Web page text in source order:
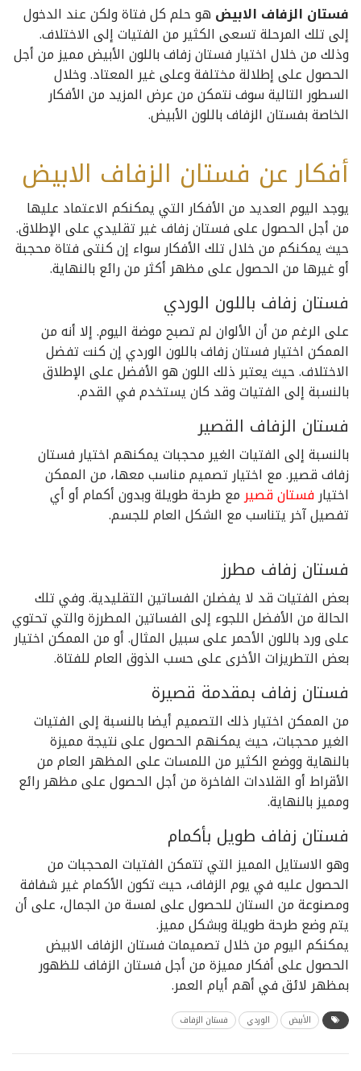
فستان الزفاف الابيض هو حلم كل فتاة ولكن عند الدخول
إلى تلك المرحلة تسعى الكثير من الفتيات إلى الاختلاف.
وذلك من خلال اختيار فستان زفاف باللون الأبيض مميز من أجل
الحصول على إطلالة مختلفة وعلى غير المعتاد. وخلال
السطور التالية سوف نتمكن من عرض المزيد من الأفكار
الخاصة بفستان الزفاف باللون الأبيض.
أفكار عن فستان الزفاف الابيض
يوجد اليوم العديد من الأفكار التي يمكنكم الاعتماد عليها
من أجل الحصول على فستان زفاف غير تقليدي على الإطلاق.
حيث يمكنكم من خلال تلك الأفكار سواء إن كنتى فتاة محجبة
أو غيرها من الحصول على مظهر أكثر من رائع بالنهاية.
فستان زفاف باللون الوردي
على الرغم من أن الألوان لم تصبح موضة اليوم. إلا أنه من
الممكن اختيار فستان زفاف باللون الوردي إن كنت تفضل
الاختلاف. حيث يعتبر ذلك اللون هو الأفضل على الإطلاق
بالنسبة إلى الفتيات وقد كان يستخدم في القدم.
فستان الزفاف القصير
بالنسبة إلى الفتيات الغير محجبات يمكنهم اختيار فستان
زفاف قصير. مع اختيار تصميم مناسب معها، من الممكن
اختيارفستان قصيرمع طرحة طويلة وبدون أكمام أو أي
تفصيل آخر يتناسب مع الشكل العام للجسم.
فستان زفاف مطرز
بعض الفتيات قد لا يفضلن الفساتين التقليدية. وفي تلك
الحالة من الأفضل اللجوء إلى الفساتين المطرزة والتي تحتوي
على ورد باللون الأحمر على سبيل المثال. أو من الممكن اختيار
بعض التطريزات الأخرى على حسب الذوق العام للفتاة.
فستان زفاف بمقدمة قصيرة
من الممكن اختيار ذلك التصميم أيضا بالنسبة إلى الفتيات
الغير محجبات، حيث يمكنهم الحصول على نتيجة مميزة
بالنهاية ووضع الكثير من اللمسات على المظهر العام من
الأقراط أو القلادات الفاخرة من أجل الحصول على مظهر رائع
ومميز بالنهاية.
فستان زفاف طويل بأكمام
وهو الاستايل المميز التي تتمكن الفتيات المحجبات من
الحصول عليه في يوم الزفاف، حيث تكون الأكمام غير شفافة
ومصنوعة من الستان للحصول على لمسة من الجمال، على أن
يتم وضع طرحة طويلة وبشكل مميز.
يمكنكم اليوم من خلال تصميمات فستان الزفاف الابيض
الحصول على أفكار مميزة من أجل فستان الزفاف للظهور
بمظهر لائق في أهم أيام العمر.
الأبيض الوردي فستان الزفاف